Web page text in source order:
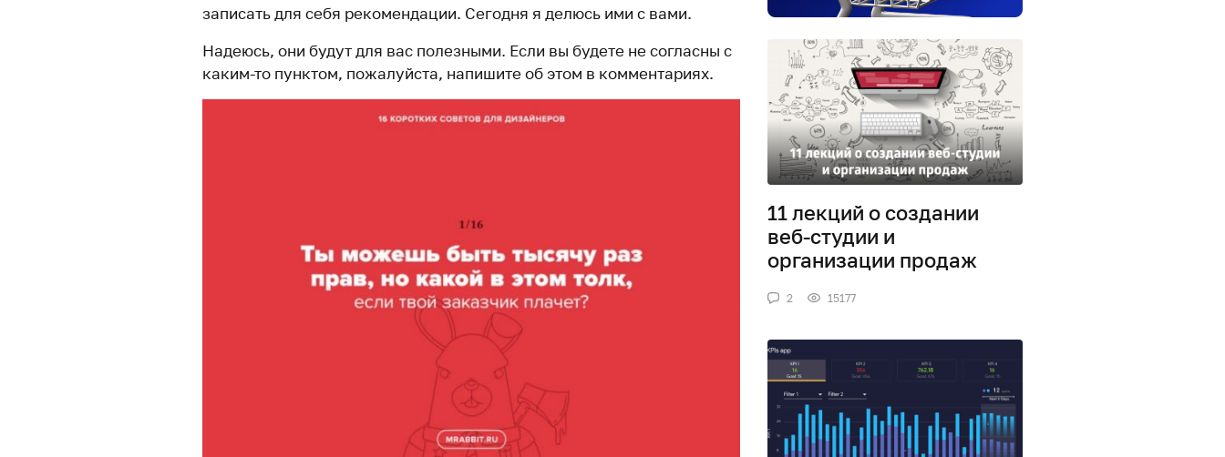
записать для себя рекомендации. Сегодня я делюсь ими с вами.
Надеюсь, они будут для вас полезными. Если вы будете не согласны с
каким-то пунктом, пожалуйста, напишите об этом в комментариях.
11 лекций о создании
веб-студии и
организации продаж
2 15177